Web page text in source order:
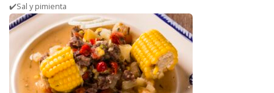
✔️Sal y pimienta